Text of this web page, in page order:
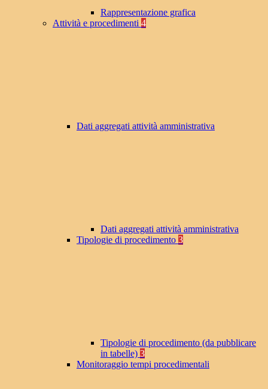
Rappresentazione grafica
Attività e procedimenti 4
Dati aggregati attività amministrativa
Dati aggregati attività amministrativa
Tipologie di procedimento 3
Tipologie di procedimento (da pubblicare
in tabelle) 3
Monitoraggio tempi procedimentali